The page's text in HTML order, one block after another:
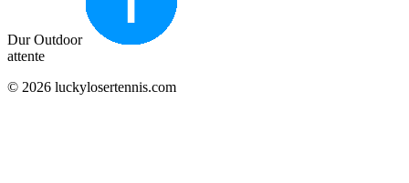
Dur Outdoor
attente
© 2026 luckylosertennis.com